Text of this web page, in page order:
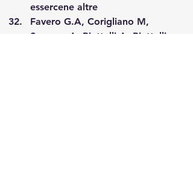
essercene altre
Favero G.A, Corigliano M,
Scarano A, Piattelli A, Piattelli